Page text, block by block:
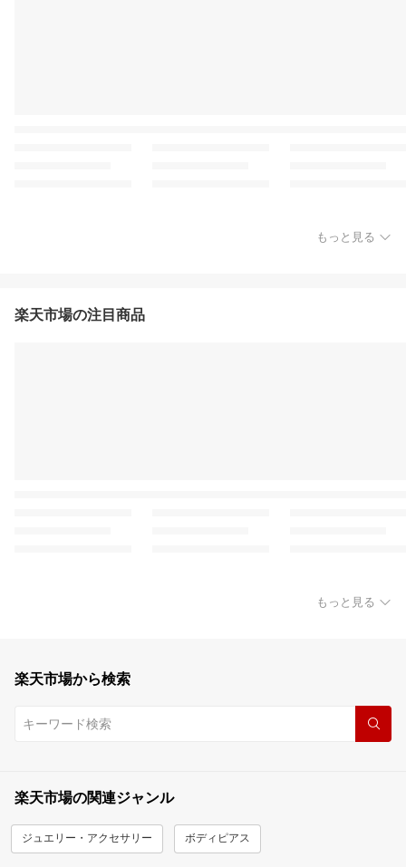
もっと見る
楽天市場の注目商品
もっと見る
楽天市場から検索
楽天市場の関連ジャンル
ジュエリー・アクセサリー ボディピアス